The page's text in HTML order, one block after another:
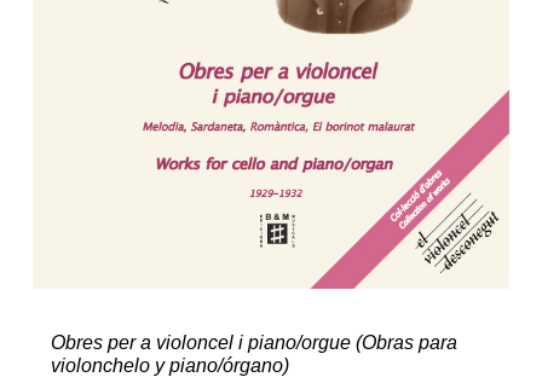
Obres per a violoncel i piano/orgue (Obras para
violonchelo y piano/órgano)